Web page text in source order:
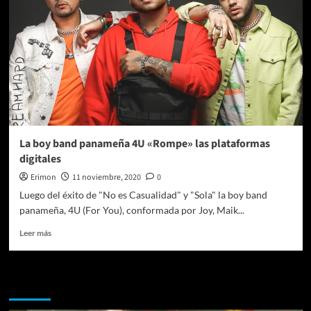
La boy band panameña 4U «Rompe» las plataformas
digitales
Erimon 11 noviembre, 2020
0
Luego del éxito de "No es Casualidad" y "Sola" la boy band
panameña, 4U (For You), conformada por Joy, Maik...
Leer másLeer
band